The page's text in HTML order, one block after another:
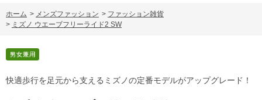
ホーム > メンズファッション > ファッション雑貨
> ミズノ ウエーブフリーライド2 SW
快適歩行を足元から支えるミズノの定番モデルがアップグレード！